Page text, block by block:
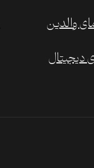
والدین
دیجیتال